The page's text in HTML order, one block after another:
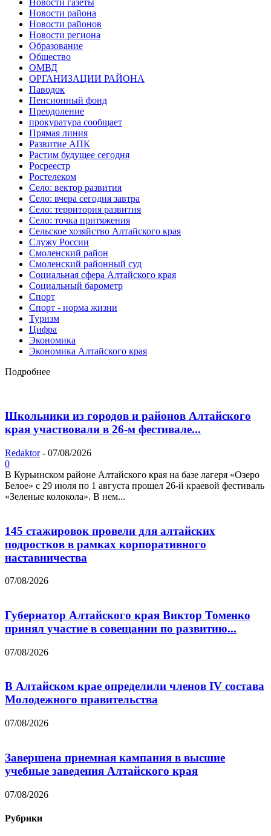
Новости газеты
Новости района
Новости районов
Новости региона
Образование
Общество
ОМВД
ОРГАНИЗАЦИИ РАЙОНА
Паводок
Пенсионный фонд
Преодоление
прокуратура сообщает
Прямая линия
Развитие АПК
Растим будущее сегодня
Росреестр
Ростелеком
Село: вектор развития
Село: вчера сегодня завтра
Село: территория развития
Село: точка притяжения
Сельское хозяйство Алтайского края
Служу России
Смоленский район
Смоленский районный суд
Социальная сфера Алтайского края
Социальный барометр
Спорт
Спорт - норма жизни
Туризм
Цифра
Экономика
Экономика Алтайского края
Подробнее
Школьники из городов и районов Алтайского
края участвовали в 26-м фестивале...
Redaktor - 07/08/2026
0
В Курьинском районе Алтайского края на базе лагеря «Озеро
Белое» с 29 июля по 1 августа прошел 26‑й краевой фестиваль
«Зеленые колокола». В нем...
145 стажировок провели для алтайских
подростков в рамках корпоративного
наставничества
07/08/2026
Губернатор Алтайского края Виктор Томенко
принял участие в совещании по развитию...
07/08/2026
В Алтайском крае определили членов IV состава
Молодежного правительства
07/08/2026
Завершена приемная кампания в высшие
учебные заведения Алтайского края
07/08/2026
Рубрики